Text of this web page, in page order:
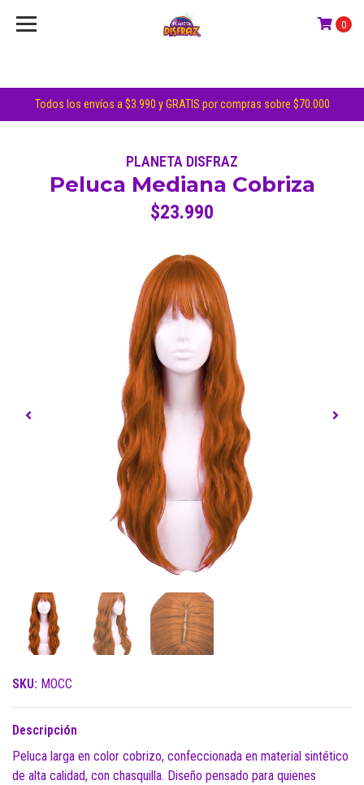
Todos los envíos a $3.990 y GRATIS por compras sobre $70.000
0
PLANETA DISFRAZ
Peluca Mediana Cobriza
$23.990
SKU: MOCC
Descripción
Peluca larga en color cobrizo, confeccionada en material sintético
de alta calidad, con chasquilla. Diseño pensado para quienes